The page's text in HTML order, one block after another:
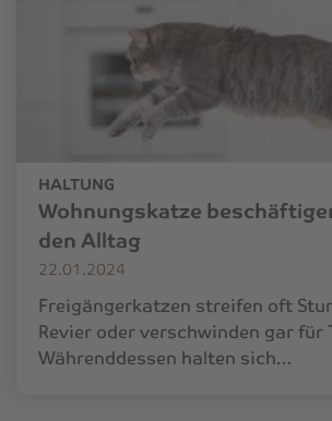
HALTUNG
Wohnungskatze
den Alltag
22.01.2024
Freigängerkatzen streifen oft
Revier oder verschwinden gar für
Währenddessen halten sich…